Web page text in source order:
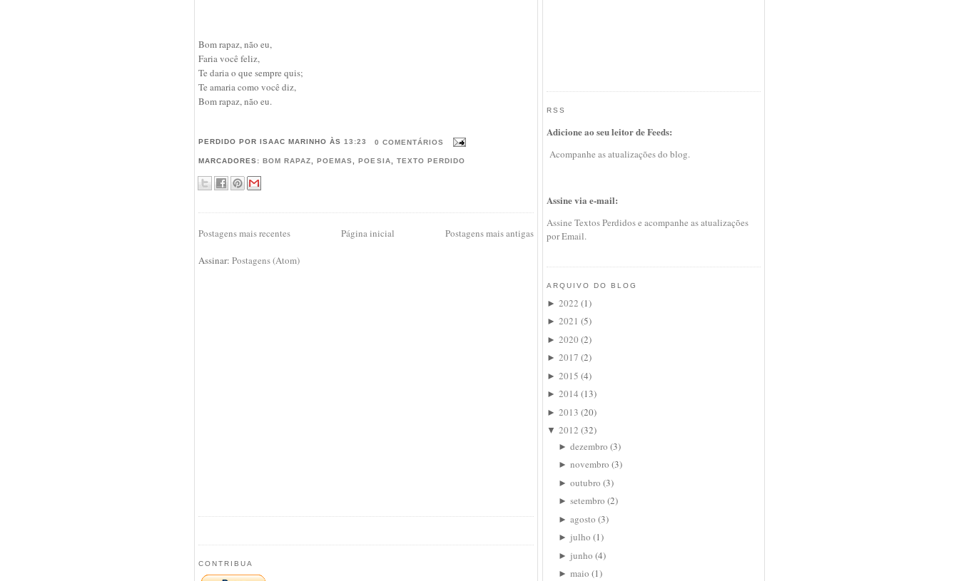
Bom rapaz, não eu,
Faria você feliz,
Te daria o que sempre quis;
Te amaria como você diz,
Bom rapaz, não eu.
PERDIDO POR ISAAC MARINHOÀS13:23 0 COMENTÁRIOS
MARCADORES:BOM RAPAZ ,POEMAS ,POESIA TEXTO PERDIDO
Postagens mais recentes Postagens mais antigas
Página inicial
Assinar: Postagens (Atom)
CONTRIBUA
RSS
Adicione ao seu leitor de Feeds:
Acompanhe as atualizações do blog.
Assine via e-mail:
Assine Textos Perdidos e acompanhe as atualizações
por Email.
ARQUIVO DO BLOG
► 2022 (1)
► 2021 (5)
► 2020 (2)
► 2017 (2)
► 2015 (4)
► 2014 (13)
► 2013 (20)
▼ 2012 (32)
► dezembro (3)
► novembro (3)
► outubro (3)
► setembro (2)
► agosto (3)
► julho (1)
► junho (4)
► maio (1)